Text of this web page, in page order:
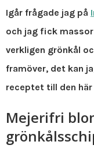
Igår frågade jag på
och jag fick
verkligen grönkål
framöver, det kan
receptet till den
Mejerifri